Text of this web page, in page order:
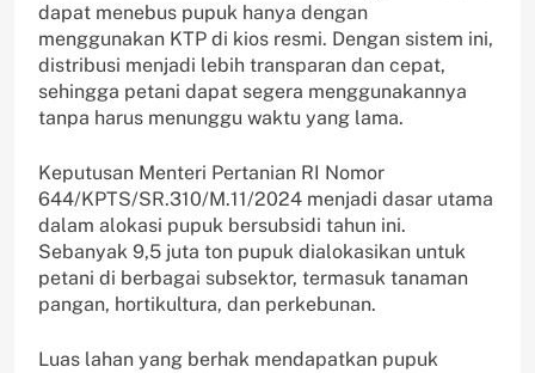
dapat menebus pupuk hanya dengan
menggunakan KTP di kios resmi. Dengan sistem ini,
distribusi menjadi lebih transparan dan cepat,
sehingga petani dapat segera menggunakannya
tanpa harus menunggu waktu yang lama.
Keputusan Menteri Pertanian RI Nomor
644/KPTS/SR.310/M.11/2024 menjadi dasar utama
dalam alokasi pupuk bersubsidi tahun ini.
Sebanyak 9,5 juta ton pupuk dialokasikan untuk
petani di berbagai subsektor, termasuk tanaman
pangan, hortikultura, dan perkebunan.
Luas lahan yang berhak mendapatkan pupuk